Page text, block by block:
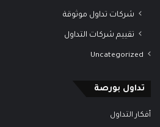
شركات تداول موثوقة
تقييم شركات التداول
Uncategorized
تداول بورصة
أفكار التداول